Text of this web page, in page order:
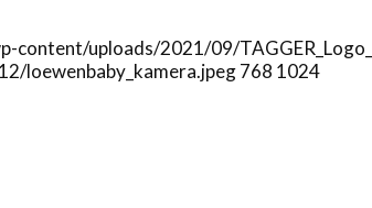
content/uploads/2021/09/
loewenbaby_kamera.jpeg768 1024